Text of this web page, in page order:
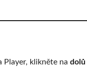
klikněte na dolů